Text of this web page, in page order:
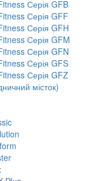
Серія GFB
Серія GFF
Серія GFH
Серія GFM
Серія GFN
Серія GFS
Серія GFZ
місток)